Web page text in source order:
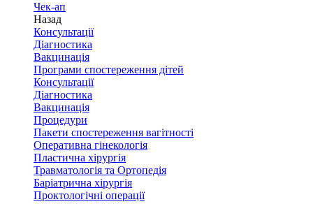
Чек-ап
Назад
Консультації
Діагностика
Вакцинація
Програми спостереження дітей
Консультації
Діагностика
Вакцинація
Процедури
Пакети спостереження вагітності
Оперативна гінекологія
Пластична хірургія
Травматологія та Ортопедія
Баріатрична хірургія
Проктологічні операції